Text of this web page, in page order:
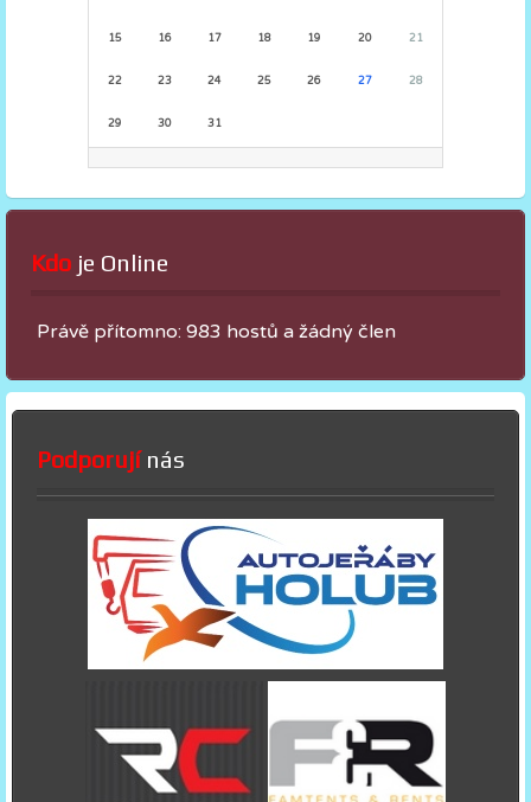
15 16 17 18 19 20 21
22 23 24 25 26 27 28
29 30 31
Kdo je Online
Právě přítomno: 983 hostů a žádný člen
Podporujínás